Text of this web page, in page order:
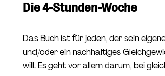
Die 4-Stunden-Woche
Das Buch ist für jeden, der sein
und/oder ein nachhaltiges
will. Es geht vor allem darum, bei